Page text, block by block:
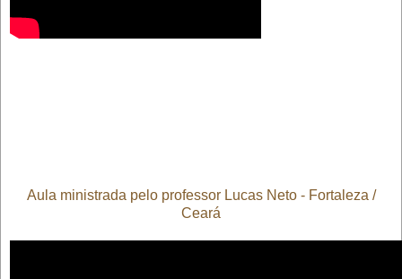
Aula ministrada pelo professor Lucas Neto - Fortaleza /
Ceará